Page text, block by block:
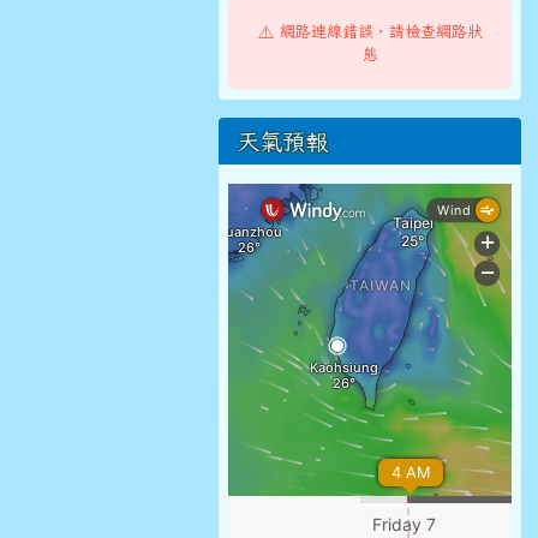
⚠️ 網路連線錯誤，請檢查網路狀
態
天氣預報